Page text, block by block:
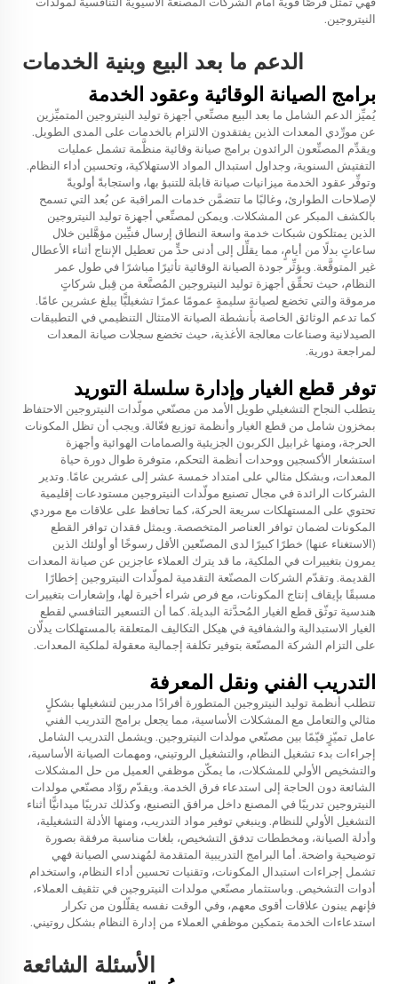
النيتروجين.
الدعم ما بعد البيع وبنية الخدمات
برامج الصيانة الوقائية وعقود الخدمة
يُميِّز الدعم الشامل ما بعد البيع مصنِّعي أجهزة توليد النيتروجين المتميِّزين
عن مورِّدي المعدات الذين يفتقدون الالتزام بالخدمات على المدى الطويل.
ويقدِّم المصنِّعون الرائدون برامج صيانة وقائية منظَّمة تشمل عمليات
التفتيش السنوية، وجداول استبدال المواد الاستهلاكية، وتحسين أداء النظام.
وتوفِّر عقود الخدمة ميزانيات صيانة قابلة للتنبؤ بها، واستجابةً أولويةً
لإصلاحات الطوارئ، وغالبًا ما تتضمَّن خدمات المراقبة عن بُعد التي تسمح
بالكشف المبكر عن المشكلات. ويمكن لمصنِّعي أجهزة توليد النيتروجين
الذين يمتلكون شبكات خدمة واسعة النطاق إرسال فنيِّين مؤهَّلين خلال
ساعاتٍ بدلًا من أيامٍ، مما يقلِّل إلى أدنى حدٍّ من تعطيل الإنتاج أثناء الأعطال
غير المتوقَّعة. ويؤثِّر جودة الصيانة الوقائية تأثيرًا مباشرًا في طول عمر
النظام، حيث تحقِّق أجهزة توليد النيتروجين المُصنَّعة من قِبل شركاتٍ
مرموقة والتي تخضع لصيانةٍ سليمةٍ عمومًا عمرًا تشغيليًّا يبلغ عشرين عامًا.
كما تدعم الوثائق الخاصة بأنشطة الصيانة الامتثال التنظيمي في التطبيقات
الصيدلانية وصناعات معالجة الأغذية، حيث تخضع سجلات صيانة المعدات
لمراجعة دورية.
توفر قطع الغيار وإدارة سلسلة التوريد
يتطلب النجاح التشغيلي طويل الأمد من مصنّعي مولّدات النيتروجين الاحتفاظ
بمخزون شامل من قطع الغيار وأنظمة توزيع فعّالة. ويجب أن تظل المكونات
الحرجة، ومنها غرابيل الكربون الجزيئية والصمامات الهوائية وأجهزة
استشعار الأكسجين ووحدات أنظمة التحكم، متوفرة طوال دورة حياة
المعدات، وبشكل مثالي على امتداد خمسة عشر إلى عشرين عامًا. وتدير
الشركات الرائدة في مجال تصنيع مولّدات النيتروجين مستودعات إقليمية
تحتوي على المستهلكات سريعة الحركة، كما تحافظ على علاقات مع موردي
المكونات لضمان توافر العناصر المتخصصة. ويمثل فقدان توافر القطع
(الاستغناء عنها) خطرًا كبيرًا لدى المصنّعين الأقل رسوخًا أو أولئك الذين
يمرون بتغييرات في الملكية، ما قد يترك العملاء عاجزين عن صيانة المعدات
القديمة. وتقدّم الشركات المصنّعة التقدمية لمولّدات النيتروجين إخطارًا
مسبقًا بإيقاف إنتاج المكونات، مع فرص شراء أخيرة لها، وإشعارات بتغييرات
هندسية توثّق قطع الغيار المُحدَّثة البديلة. كما أن التسعير التنافسي لقطع
الغيار الاستبدالية والشفافية في هيكل التكاليف المتعلقة بالمستهلكات يدلّان
على التزام الشركة المصنّعة بتوفير تكلفة إجمالية معقولة لملكية المعدات.
التدريب الفني ونقل المعرفة
تتطلب أنظمة توليد النيتروجين المتطورة أفرادًا مدربين لتشغيلها بشكلٍ
مثالي والتعامل مع المشكلات الأساسية، مما يجعل برامج التدريب الفني
عامل تميّزٍ قيّمًا بين مصنّعي مولدات النيتروجين. ويشمل التدريب الشامل
إجراءات بدء تشغيل النظام، والتشغيل الروتيني، ومهمات الصيانة الأساسية،
والتشخيص الأولي للمشكلات، ما يمكّن موظفي العميل من حل المشكلات
الشائعة دون الحاجة إلى استدعاء فرق الخدمة. ويقدّم روّاد مصنّعي مولدات
النيتروجين تدريبًا في المصنع داخل مرافق التصنيع، وكذلك تدريبًا ميدانيًّا أثناء
التشغيل الأولي للنظام. وينبغي توفير مواد التدريب، ومنها الأدلة التشغيلية،
وأدلة الصيانة، ومخططات تدفق التشخيص، بلغات مناسبة مرفقة بصورة
توضيحية واضحة. أما البرامج التدريبية المتقدمة لمُهندسي الصيانة فهي
تشمل إجراءات استبدال المكونات، وتقنيات تحسين أداء النظام، واستخدام
أدوات التشخيص. وباستثمار مصنّعي مولدات النيتروجين في تثقيف العملاء،
فإنهم يبنون علاقات أقوى معهم، وفي الوقت نفسه يقلّلون من تكرار
استدعاءات الخدمة بتمكين موظفي العملاء من إدارة النظام بشكل روتيني.
الأسئلة الشائعة